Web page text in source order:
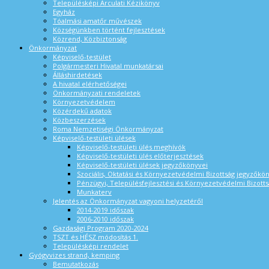
Településképi Arculati Kézikönyv
Egyház
Tóalmási amatőr művészek
Községünkben történt fejlesztések
Közrend, Közbiztonság
Önkormányzat
Képviselő-testület
Polgármesteri Hivatal munkatársai
Álláshirdetések
A hivatal elérhetőségei
Önkormányzati rendeletek
Környezetvédelem
Közérdekű adatok
Közbeszerzések
Roma Nemzetiségi Önkormányzat
Képviselő-testületi ülések
Képviselő-testületi ülés meghívók
Képviselő-testületi ülés előterjesztések
Képviselő-testületi ülések jegyzőkönyvei
Szociális, Oktatási és Környezetvédelmi Bizottság
Pénzügyi, Településfejlesztési és Környezetvédelmi
Munkaterv
Jelentés az Önkormányzat vagyoni helyzetéről
2014-2019 időszak
2006-2010 időszak
Gazdasági Program 2020-2024
TSZT és HÉSZ módosítás 1.
Településképi rendelet
Gyógyvizes strand, kemping
Bemutatkozás